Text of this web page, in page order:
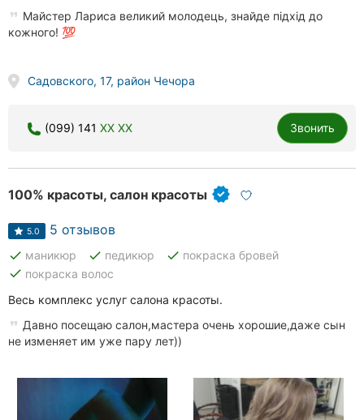
Майстер Лариса великий молодець, знайде підхід до
кожного! 💯
Садовского, 17, район Чечора
(099) 141 XX XX Звонить
100% красоты, салон красоты
5.0 5 отзывов
done маникюр done педикюр done покраска бровей
done покраска волос
Весь комплекс услуг салона красоты.
Давно посещаю салон,мастера очень хорошие,даже сын
не изменяет им уже пару лет))